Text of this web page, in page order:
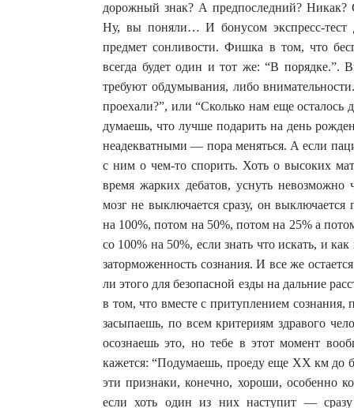
дорожный знак? А предпоследний?
Ну, вы поняли… И бонусом экспресс-тест
предмет сонливости. Фишка в том, что
всегда будет один и тот же: “В порядке.”.
требуют обдумывания, либо
проехали?”, или “Сколько нам еще
думаешь, что лучше подарить на день
неадекватными — пора меняться. А если
с ним о чем-то спорить. Хоть о высоких
время жарких дебатов, уснуть
мозг не выключается сразу, он
на 100%, потом на 50%, потом на 25% а
со 100% на 50%, если знать что искать, и
заторможенность сознания. И все же
ли этого для безопасной езды на дальние
в том, что вместе с притуплением сознания,
засыпаешь, по всем критериям здравого
осознаешь это, но тебе в этот момент
кажется: “Подумаешь, проеду еще XX км
эти признаки, конечно, хороши, особенно
если хоть один из них наступит — сразу